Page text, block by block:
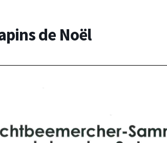
de Noël